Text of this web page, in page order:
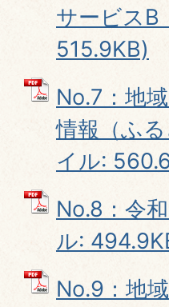
サービスB
515.9KB)
No.7：地
情報（ふ
イル:
No.8：令
ル:
No.9：地